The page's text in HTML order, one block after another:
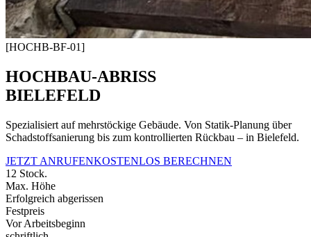
[HOCHB-BF-01]
HOCHBAU-ABRISS
BIELEFELD
Spezialisiert auf mehrstöckige Gebäude. Von Statik-Planung über
Schadstoffsanierung bis zum kontrollierten Rückbau – in Bielefeld.
JETZT ANRUFENKOSTENLOS BERECHNEN
12 Stock.
Max. Höhe
Erfolgreich abgerissen
Festpreis
Vor Arbeitsbeginn